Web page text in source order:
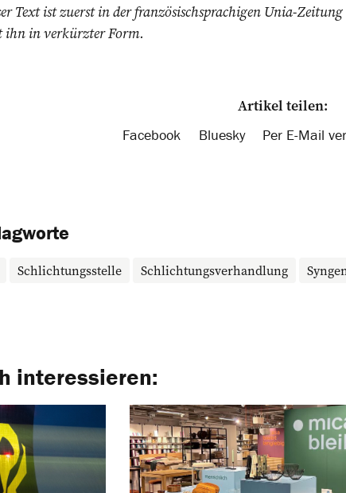
Text ist zuerst in der französischsprachigen Unia-
ihn in verkürzter Form.
Artikel teilen:
Facebook Bluesky Per E-Mail
Schlichtungsstelle Schlichtungsverhandlung
interessieren: